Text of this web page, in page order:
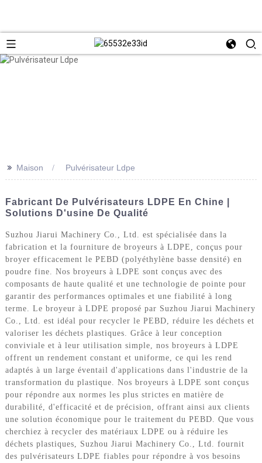
>> Maison Pulvérisateur Ldpe
Fabricant De Pulvérisateurs LDPE En Chine |
Solutions D'usine De Qualité
Suzhou Jiarui Machinery Co., Ltd. est spécialisée dans la
fabrication et la fourniture de broyeurs à LDPE, conçus pour
broyer efficacement le PEBD (polyéthylène basse densité) en
poudre fine. Nos broyeurs à LDPE sont conçus avec des
composants de haute qualité et une technologie de pointe pour
garantir des performances optimales et une fiabilité à long
terme. Le broyeur à LDPE proposé par Suzhou Jiarui Machinery
Co., Ltd. est idéal pour recycler le PEBD, réduire les déchets et
valoriser les déchets plastiques. Grâce à leur conception
conviviale et à leur utilisation simple, nos broyeurs à LDPE
offrent un rendement constant et uniforme, ce qui les rend
adaptés à un large éventail d'applications dans l'industrie de la
transformation du plastique. Nos broyeurs à LDPE sont conçus
pour répondre aux normes les plus strictes en matière de
durabilité, d'efficacité et de précision, offrant ainsi aux clients
une solution économique pour le traitement du PEBD. Que vous
cherchiez à recycler des matériaux LDPE ou à réduire les
déchets plastiques, Suzhou Jiarui Machinery Co., Ltd. fournit
des pulvérisateurs LDPE fiables pour répondre à vos besoins